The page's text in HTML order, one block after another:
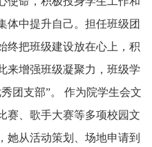
体中提升自己。担任班级团
终把班级建设放在心上，积
来增强班级凝聚力，班级学
团支部”。 作为院学生会文
赛、歌手大赛等多项校园文
她从活动策划、场地申请到